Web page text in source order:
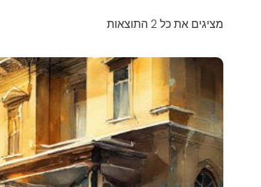
מציגים את כל ⁦2⁩ התוצאות